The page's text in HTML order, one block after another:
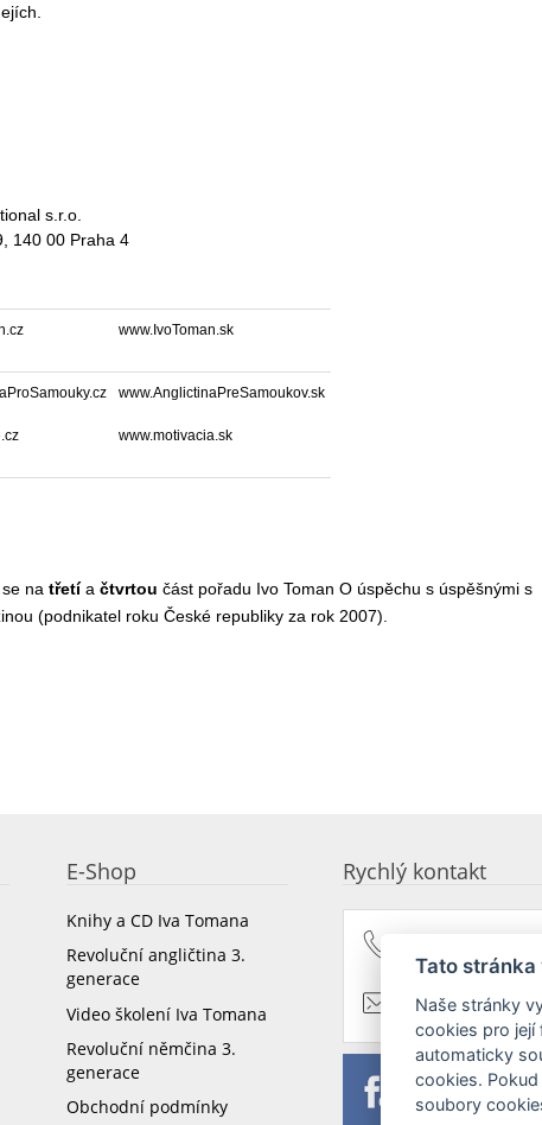
s.r.o.
140 00 Praha 4
www.IvoToman.sk
www.AnglictinaPreSamoukov.sk
www.motivacia.sk
na třetía čtvrtou část pořadu Ivo Toman O úspěchu s úspěšnými s
(podnikatel roku České republiky za rok 2007).
E-Shop
Knihy a CD Iva Tomana
Revoluční angličtina 3.
generace
Video školení Iva Tomana
Revoluční němčina 3.
generace
Obchodní podmínky
Rychlý kontakt
taxus@taxus.cz
Tato
Naše stránky
cookies pro její
automaticky
cookies.
soubory